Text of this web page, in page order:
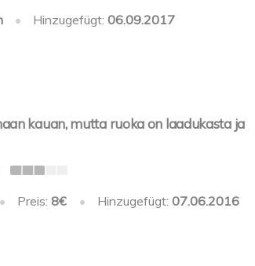
• Hinzugefügt:06.09.2017
kauan, mutta ruoka on laadukasta ja
• Preis:8€ • Hinzugefügt: 07.06.2016